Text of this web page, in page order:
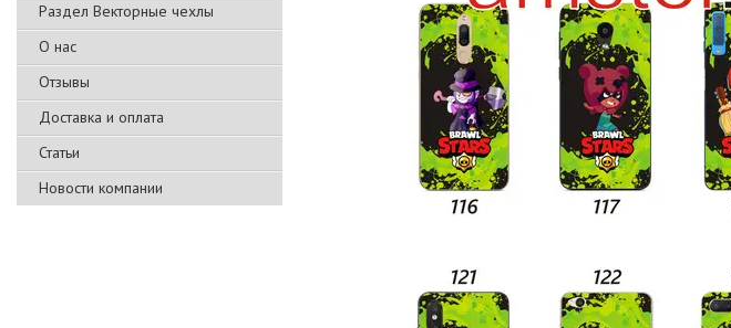
Раздел Векторные чехлы
О нас
Отзывы
Доставка и оплата
Статьи
Новости компании